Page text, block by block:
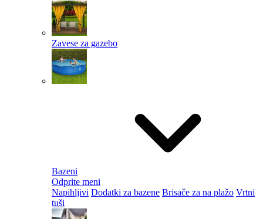
Zavese za gazebo
Bazeni
Odprite meni
Napihljivi Dodatki za bazene Brisače za na plažo Vrtni
tuši